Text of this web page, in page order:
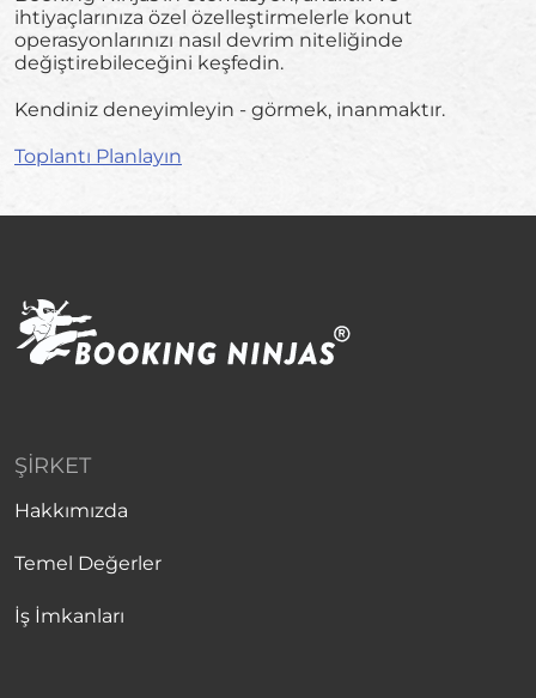
ihtiyaçlarınıza özel özelleştirmelerle konut
operasyonlarınızı nasıl devrim niteliğinde
değiştirebileceğini keşfedin.
Kendiniz deneyimleyin - görmek, inanmaktır.
Toplantı Planlayın
ŞIRKET
Hakkımızda
Temel Değerler
İş İmkanları